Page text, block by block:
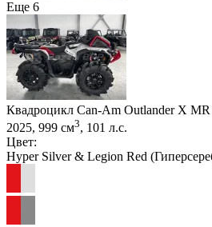
Еще 6
Квадроцикл Can-Am Outlander X MR
2025, 999 см3, 101 л.с.
Цвет:
Hyper Silver & Legion Red